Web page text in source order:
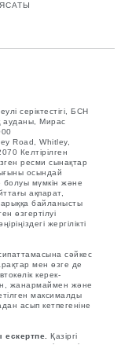
серіктестігі, БСН
ауданы, Мирас
Road, Whitley,
Келтірілген
ресми сынақтар
осындай
болуы мүмкін және
ақпарат,
байланысты
өзгертілуі
жергілікті
сәйкес
мен өзге де
керек-
жанармаймен және
максималды
асып кетпегеніне
Қазіргі